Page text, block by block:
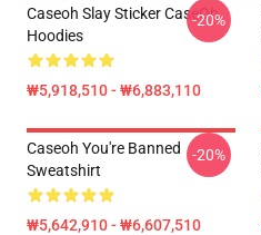
Caseoh Slay Sticker CaseOh
Hoodies
₩5,918,510 - ₩6,883,110
-20%
Caseoh You're Banned
Sweatshirt
₩5,642,910 - ₩6,607,510
-20%